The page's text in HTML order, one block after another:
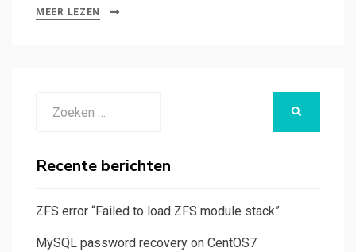
MEER LEZEN
naar:
Recente berichten
ZFS error “Failed to load ZFS module stack”
MySQL password recovery on CentOS7